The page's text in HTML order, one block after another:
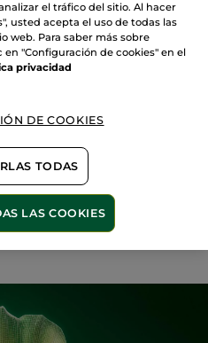
idea visionaria. La de
que comprende muy
la piel. Y en 1959, toma
biología vegetal y la
en contra de los
Yves Rocher no crea
Inventó un nuevo
el tráfico del sitio. Al hacer
usted acepta el uso de todas las
web. Para saber más sobre
"Configuración de cookies" en el
privacidad
DE COOKIES
TODAS
LAS COOKIES